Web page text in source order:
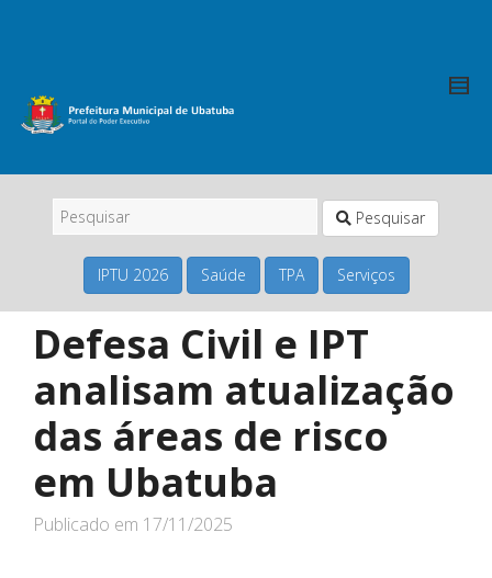
Pesquisar
IPTU 2026 Saúde TPA Serviços
Defesa Civil e IPT
analisam atualização
das áreas de risco
em Ubatuba
Publicado em 17/11/2025